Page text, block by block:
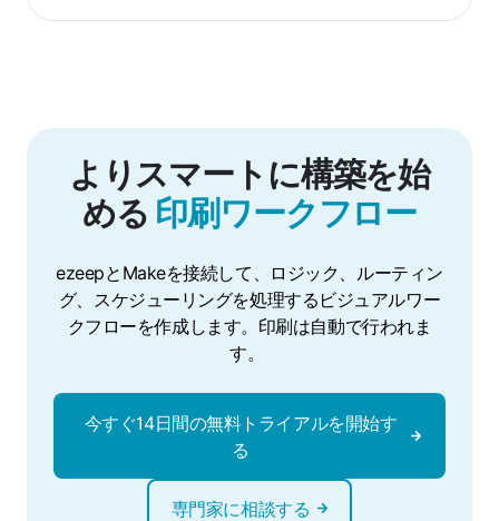
よりスマートに構築を始
める 印刷ワークフロー
ezeepとMakeを接続して、ロジック、ルーティン
グ、スケジューリングを処理するビジュアルワー
クフローを作成します。印刷は自動で行われま
す。
今すぐ14日間の無料トライアルを開始す
る
専門家に相談する